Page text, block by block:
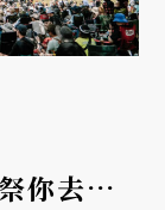
你去過